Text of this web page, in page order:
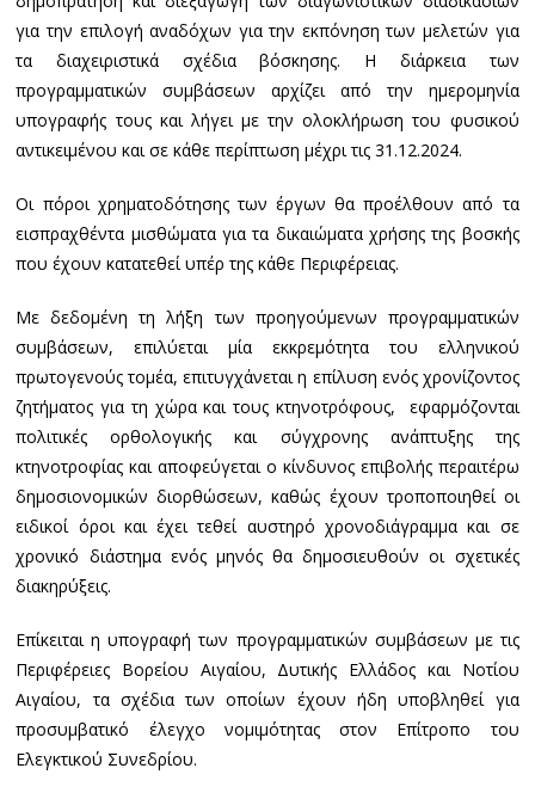
για την επιλογή αναδόχων για την εκπόνηση των μελετών για
τα διαχειριστικά σχέδια βόσκησης. Η διάρκεια των
προγραμματικών συμβάσεων αρχίζει από την ημερομηνία
υπογραφής τους και λήγει με την ολοκλήρωση του φυσικού
αντικειμένου και σε κάθε περίπτωση μέχρι τις 31.12.2024.
Οι πόροι χρηματοδότησης των έργων θα προέλθουν από τα
εισπραχθέντα μισθώματα για τα δικαιώματα χρήσης της βοσκής
που έχουν κατατεθεί υπέρ της κάθε Περιφέρειας.
Με δεδομένη τη λήξη των προηγούμενων προγραμματικών
συμβάσεων, επιλύεται μία εκκρεμότητα του ελληνικού
πρωτογενούς τομέα, επιτυγχάνεται η επίλυση ενός χρονίζοντος
ζητήματος για τη χώρα και τους κτηνοτρόφους, εφαρμόζονται
πολιτικές ορθολογικής και σύγχρονης ανάπτυξης της
κτηνοτροφίας και αποφεύγεται ο κίνδυνος επιβολής περαιτέρω
δημοσιονομικών διορθώσεων, καθώς έχουν τροποποιηθεί οι
ειδικοί όροι και έχει τεθεί αυστηρό χρονοδιάγραμμα και σε
χρονικό διάστημα ενός μηνός θα δημοσιευθούν οι σχετικές
διακηρύξεις.
Επίκειται η υπογραφή των προγραμματικών συμβάσεων με τις
Περιφέρειες Βορείου Αιγαίου, Δυτικής Ελλάδος και Νοτίου
Αιγαίου, τα σχέδια των οποίων έχουν ήδη υποβληθεί για
προσυμβατικό έλεγχο νομιμότητας στον Επίτροπο του
Ελεγκτικού Συνεδρίου.